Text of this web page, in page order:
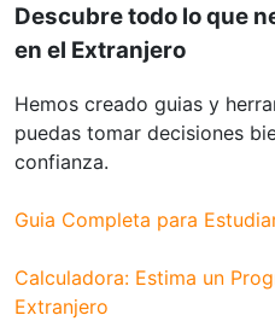
Descubre todo lo que
en el Extranjero
Hemos creado guias y
puedas tomar decisiones
confianza.
Guia Completa para
Calculadora: Estima un
Extranjero